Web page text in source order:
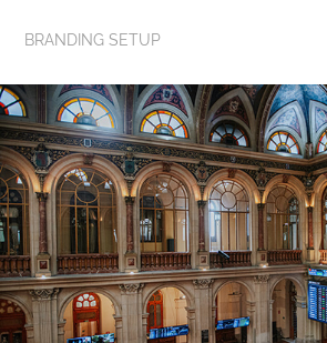
BRANDING SETUP